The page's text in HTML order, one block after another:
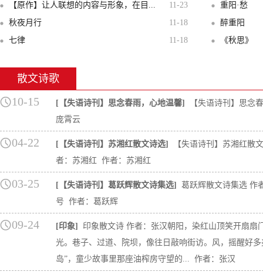
【原作】让人联想的内容与形象，在目... 11-23
重阳·愁
秋夜月行
11-18
醉重阳
七律
11-18 《秋思》
散文诗歌
10-15 [【失语诗刊】思念春雨，心地温馨]
【失语诗刊】思念
庞霄云
04-22 [【失语诗刊】苏湘红散文诗选]
【失语诗刊】苏湘红散
者：苏湘红 作者：苏湘红
03-25 [【失语诗刊】葛跃辉散文诗集选]
葛跃辉散文诗集选 作
号 作者：葛跃辉
09-24 [印象]
印象散文诗 作者：张汉朝阳，染红山顶笑开扇扇
光。巷子、过道、院坝，像往日敲响街访。风，摇醒好
岛”，童少故事里那座油榨房守望的... 作者：张汉